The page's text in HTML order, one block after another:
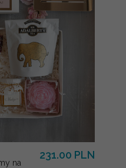
na
231.00 PLN